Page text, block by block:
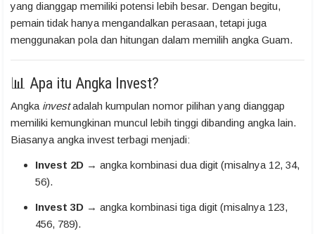
yang dianggap memiliki potensi lebih besar. Dengan begitu,
pemain tidak hanya mengandalkan perasaan, tetapi juga
menggunakan pola dan hitungan dalam memilih angka Guam.
📊 Apa itu Angka Invest?
Angka investadalah kumpulan nomor pilihan yang dianggap
memiliki kemungkinan muncul lebih tinggi dibanding angka lain.
Biasanya angka invest terbagi menjadi:
Invest 2D → angka kombinasi dua digit (misalnya 12, 34,
56).
Invest 3D → angka kombinasi tiga digit (misalnya 123,
456, 789).